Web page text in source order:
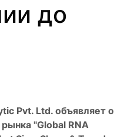
до
Pvt. Ltd. объявляет о
"Global RNA